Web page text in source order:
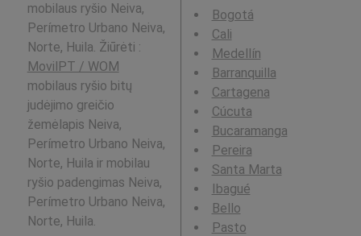
mobilaus ryšio Neiva,
Perímetro Urbano Neiva,
Norte, Huila. Žiūrėti :
MovilPT / WOM
mobilaus ryšio bitų
judėjimo greičio
žemėlapis Neiva,
Perímetro Urbano Neiva,
Norte, Huila ir mobilau
ryšio padengimas Neiva,
Perímetro Urbano Neiva,
Norte, Huila.
Bogotá
Cali
Medellín
Barranquilla
Cartagena
Cúcuta
Bucaramanga
Pereira
Santa Marta
Ibagué
Bello
Pasto